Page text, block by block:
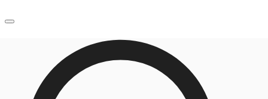
オフィス・事務所